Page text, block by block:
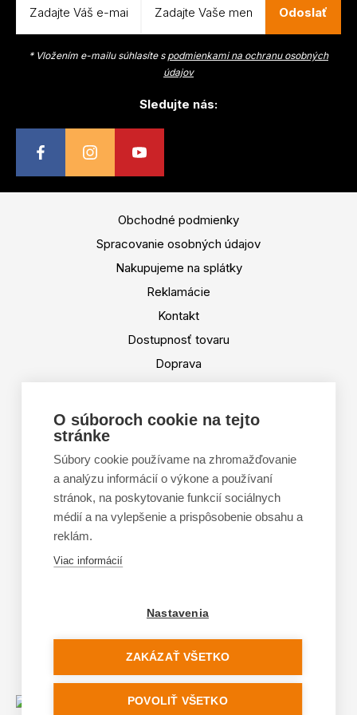
Odoslať
* Vložením e-mailu súhlasíte s podmienkami na ochranu osobných
údajov
Sledujte nás:
Obchodné podmienky
Spracovanie osobných údajov
Nakupujeme na splátky
Reklamácie
Kontakt
Dostupnosť tovaru
Doprava
Výmena a vrátenie tovaru
Doporučená dĺžka lyží
Vypaľovanie papúč
Veľkosti skeletu lyžiarok
Platforma na riešenie sporov online (ODR)
Formulár na odstúpenie od zmluvy
O súboroch cookie na tejto
stránke
Súbory cookie používame na zhromažďovanie
a analýzu informácií o výkone a používaní
stránok, na poskytovanie funkcií sociálnych
médií a na vylepšenie a prispôsobenie obsahu a
reklám.
Viac informácií
Nastavenia
ZAKÁZAŤ VŠETKO
POVOLIŤ VŠETKO